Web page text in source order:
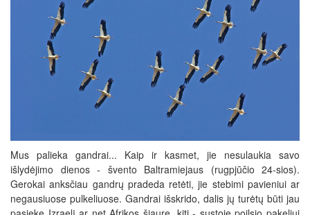
Mus palieka gandrai... Kaip ir kasmet, jie nesulaukia savo
išlydėjimo dienos - švento Baltramiejaus (rugpjūčio 24-sios).
Gerokai anksčiau gandrų pradeda retėti, jie stebimi pavieniui ar
negausiuose pulkeliuose. Gandrai išskrido, dalis jų turėtų būti jau